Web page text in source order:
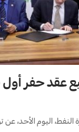
عقد حفر أول
النفط، اليوم الأحد،